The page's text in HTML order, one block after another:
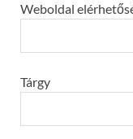
Weboldal
Tárgy